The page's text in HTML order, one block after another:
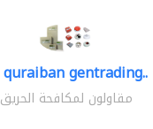
gentrading..
مقاولون لمكافحة الحريق